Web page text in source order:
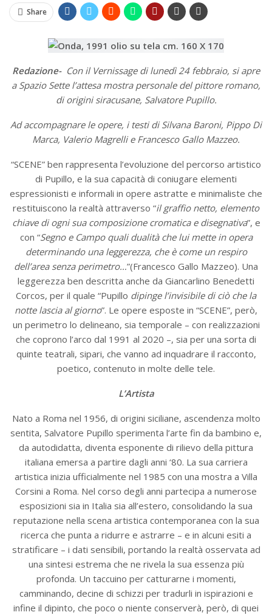
MA...
CIVILE E SOCIALE
Share
Redazione- Con il Vernissage di lunedì 24 febbraio, si apre
a Spazio Sette l’attesa mostra personale del pittore romano,
di origini siracusane, Salvatore Pupillo.
Ad accompagnare le opere, i testi di Silvana Baroni, Pippo Di
Marca, Valerio Magrelli e Francesco Gallo Mazzeo.
“SCENE” ben rappresenta l’evoluzione del percorso artistico
di Pupillo, e la sua capacità di coniugare elementi
espressionisti e informali in opere astratte e minimaliste che
restituiscono la realtà attraverso “il graffio netto, elemento
chiave di ogni sua composizione cromatica e disegnativa”, e
con “Segno e Campo quali dualità che lui mette in opera
determinando una leggerezza, che è come un respiro
dell’area senza perimetro…”(Francesco Gallo Mazzeo). Una
leggerezza ben descritta anche da Giancarlino Benedetti
Corcos, per il quale “Pupillo dipinge l’invisibile di ciò che la
notte lascia al giorno”. Le opere esposte in “SCENE”, però,
un perimetro lo delineano, sia temporale – con realizzazioni
che coprono l’arco dal 1991 al 2020 –, sia per una sorta di
quinte teatrali, sipari, che vanno ad inquadrare il racconto,
poetico, contenuto in molte delle tele.
L’Artista
Nato a Roma nel 1956, di origini siciliane, ascendenza molto
sentita, Salvatore Pupillo sperimenta l’arte fin da bambino e,
da autodidatta, diventa esponente di rilievo della pittura
italiana emersa a partire dagli anni ‘80. La sua carriera
artistica inizia ufficialmente nel 1985 con una mostra a Villa
Corsini a Roma. Nel corso degli anni partecipa a numerose
esposizioni sia in Italia sia all’estero, consolidando la sua
reputazione nella scena artistica contemporanea con la sua
ricerca che punta a ridurre e astrarre – e in alcuni esiti a
stratificare – i dati sensibili, portando la realtà osservata ad
una sintesi estrema che ne rivela la sua essenza più
profonda. Un taccuino per catturarne i momenti,
camminando, decine di schizzi per tradurli in ispirazioni e
infine il dipinto, che poco o niente conserverà, però, di quei